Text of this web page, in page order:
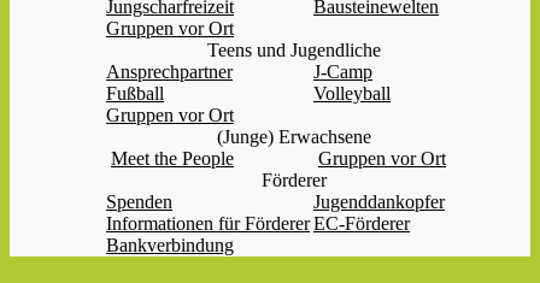
Jungscharfreizeit
Bausteinewelten
Gruppen vor Ort
Teens und Jugendliche
Ansprechpartner
J-Camp
Fußball
Volleyball
Gruppen vor Ort
(Junge) Erwachsene
Meet the People
Gruppen vor Ort
Förderer
Spenden
Jugenddankopfer
Informationen für FördererEC-Förderer
Bankverbindung